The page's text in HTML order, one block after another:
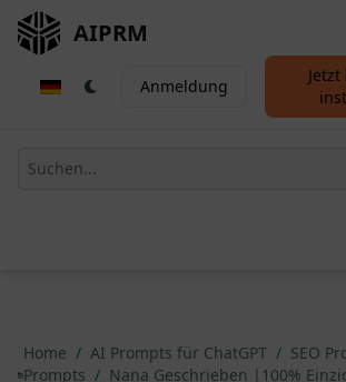
AIPRM
Anmeldung
Home / AI Prompts für ChatGPT / SEO
Prompts / Nana Geschrieben |100%